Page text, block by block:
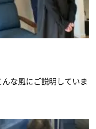
な風にご説明していま